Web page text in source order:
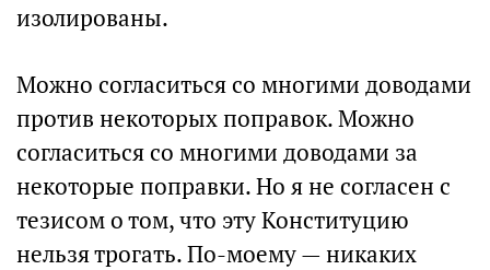
изолированы.
Можно согласиться со многими доводами
против некоторых поправок. Можно
согласиться со многими доводами за
некоторые поправки. Но я не согласен с
тезисом о том, что эту Конституцию
нельзя трогать. По-моему — никаких